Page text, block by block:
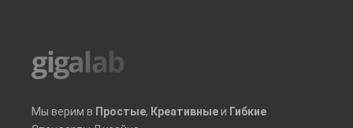
Мы верим в Простые, Креативныеи Гибкие